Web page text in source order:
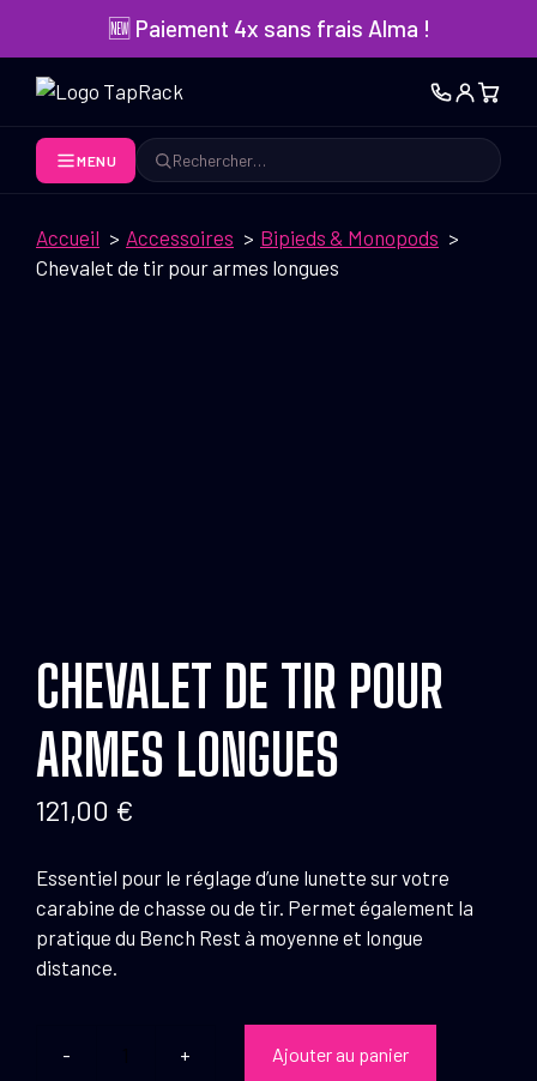
contenu
🆕 Paiement 4x sans frais Alma !
MENU
Rechercher
Accueil Accessoires
Bipieds & Monopods
Chevalet de tir pour armes longues
CHEVALET DE TIR POUR
ARMES LONGUES
121,00 €
Essentiel pour le réglage d’une lunette sur votre
carabine de chasse ou de tir. Permet également la
pratique du Bench Rest à moyenne et longue
distance.
quantité
Ajouter au panier